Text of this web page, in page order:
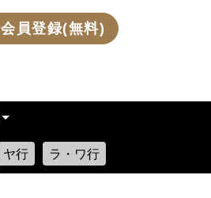
会員登録(無料)
ヤ行 ラ・ワ行